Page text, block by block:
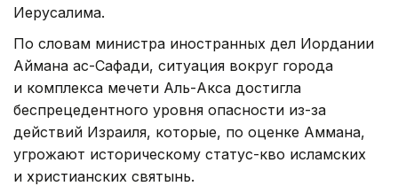
Иерусалима.
По словам министра иностранных дел Иордании
Аймана ас-Сафади, ситуация вокруг города
и комплекса мечети Аль-Акса достигла
беспрецедентного уровня опасности из-за
действий Израиля, которые, по оценке Аммана,
угрожают историческому статус-кво исламских
и христианских святынь.